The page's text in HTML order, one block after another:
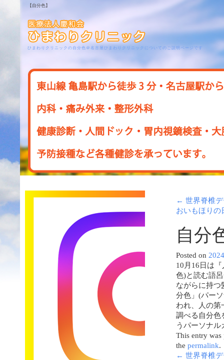
【自分色】
ひまわりクリニックの自分色＠名古屋ひまわりクリニックについてのご説明ページです
← 世界脊椎
おいもほりの
自分
Posted on
10月16日は
色)と読む語
ながらに持つ
分色」(パー
われ、人の第
調べる自分色
うパーソナル
This entry
the permalink.
← 世界脊椎